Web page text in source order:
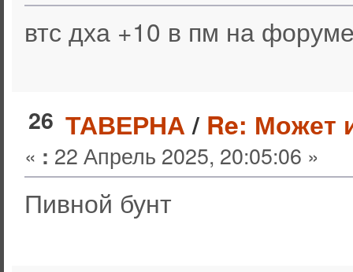
втс дха +10 в пм на
26 ТАВЕРНА/ Re: Может
« : 22 Апрель 2025, 20:05:06 »
Пивной бунт